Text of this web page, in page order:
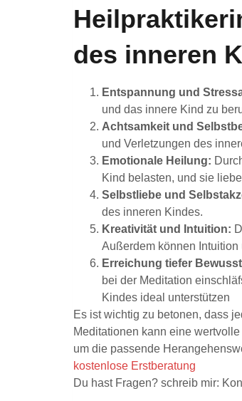
des inneren
Entspannung und
und das innere Kind zu
Achtsamkeit und
und Verletzungen des
Emotionale Heilung:
Kind belasten, und sie
Selbstliebe und
des inneren Kindes.
Kreativität und Intuition:
Außerdem können
Erreichung tiefer
bei der Meditation
Kindes ideal unterstützen
Es ist wichtig zu betonen, dass
Meditationen kann eine
um die passende
kostenlose Erstberatung
Du hast Fragen? schreib mir: